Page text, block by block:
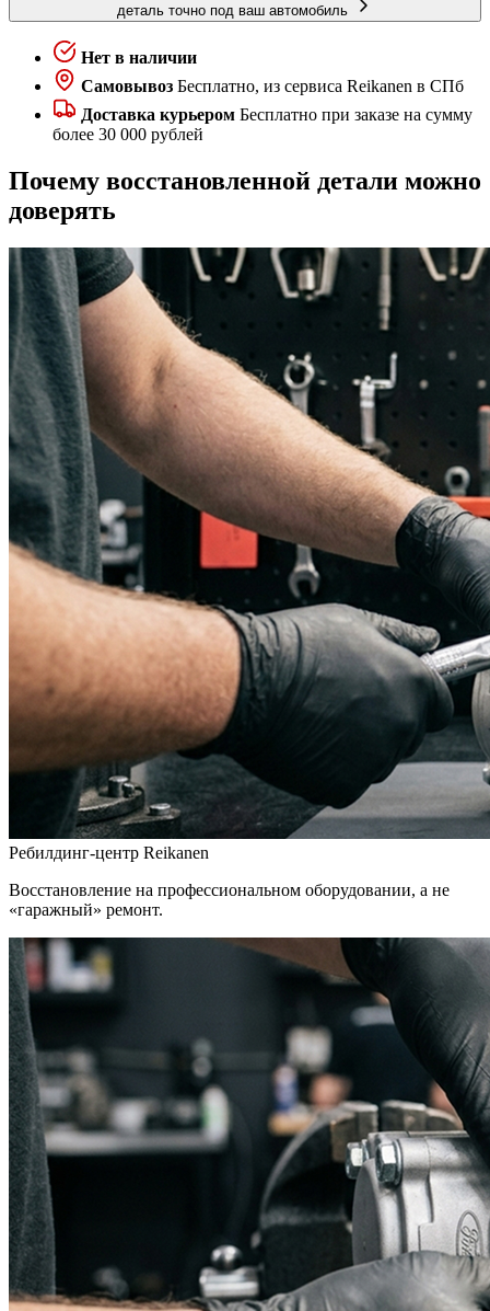
деталь точно под ваш автомобиль
Нет в наличии
Самовывоз Бесплатно, из сервиса Reikanen в СПб
Доставка курьером Бесплатно при заказе на сумму
более 30 000 рублей
Почему восстановленной детали можно
доверять
Ребилдинг-центр Reikanen
Восстановление на профессиональном оборудовании, а не
«гаражный» ремонт.